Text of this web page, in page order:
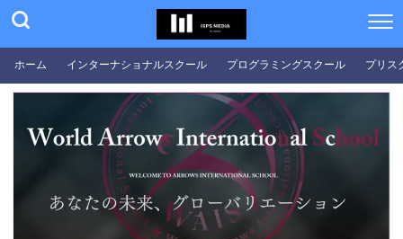
ホーム インターナショナルスクール プログラミングスクール プリス